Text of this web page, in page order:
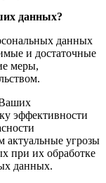
данных?
данных
и достаточные
меры,
эффективности
актуальные угрозы
при их обработке
данных.